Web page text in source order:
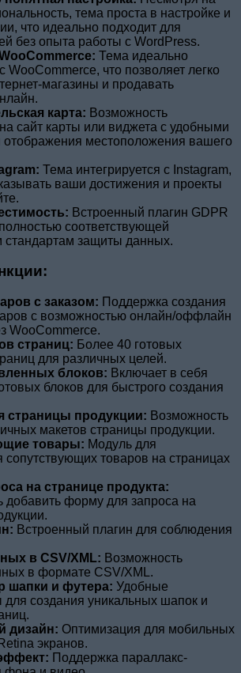
тема проста в настройке и
что идеально подходит для
без опыта работы с WordPress.
Тема идеально
WooCommerce, что позволяет легко
магазины и продавать
карта: Возможность
сайт карты или виджета с удобными
местоположения вашего
Тема интегрируется с Instagram,
ваши достижения и проекты
Встроенный плагин GDPR
соответствующей
стандартам защиты данных.
с заказом: Поддержка создания
с возможностью онлайн/оффлайн
WooCommerce.
страниц: Более 40 готовых
для различных целей.
блоков: Включает в себя
блоков для быстрого создания
страницы продукции: Возможность
макетов страницы продукции.
товары: Модуль для
сопутствующих товаров на страницах
на странице продукта:
добавить форму для запроса на
Встроенный плагин для соблюдения
в CSV/XML: Возможность
в формате CSV/XML.
шапки и футера: Удобные
для создания уникальных шапок и
дизайн: Оптимизация для мобильных
экранов.
Поддержка параллакс-